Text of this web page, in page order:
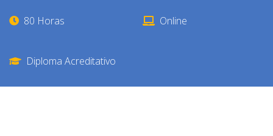
80 Horas Online
Diploma Acreditativo